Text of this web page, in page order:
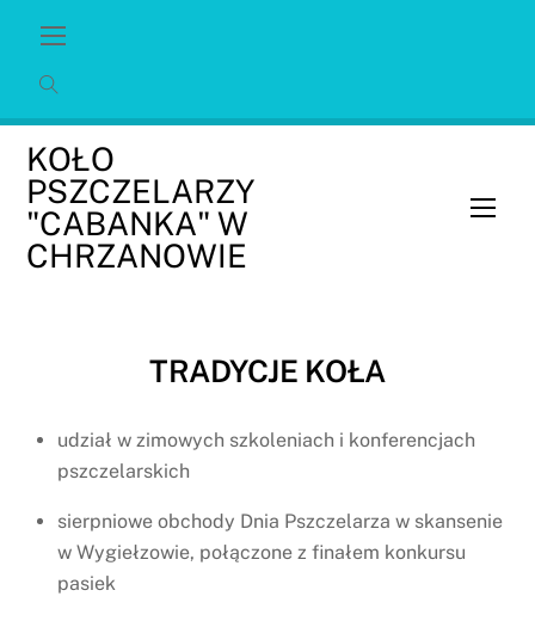
content
Menu
KOŁO
PSZCZELARZY
"CABANKA" W
CHRZANOWIE
TRADYCJE KOŁA
udział w zimowych szkoleniach i konferencjach
pszczelarskich
sierpniowe obchody Dnia Pszczelarza w skansenie
w Wygiełzowie, połączone z finałem konkursu
pasiek